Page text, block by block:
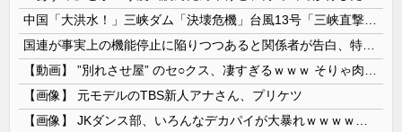
中国「大洪水！」三峡ダム「決壊危機」台風13号「三峡直撃確定」日本「最も強い勢力で接近！（伊勢湾台風級」台風13号と15号「中国本土でぶつかり合...
国連が事実上の機能停止に陥りつつあると関係者が告白、特に役に立たないくせに高給だけ毟り取った結果……
【動画】 ”別れさせ屋” のセ○クス、凄すぎるｗｗｗ そりゃ肉便器に堕ちるわｗｗｗ
【画像】 元モデルのTBS新人アナさん、プリケツ
【画像】 JKダンス部、いろんなデカパイが大暴れｗｗｗｗｗｗｗ